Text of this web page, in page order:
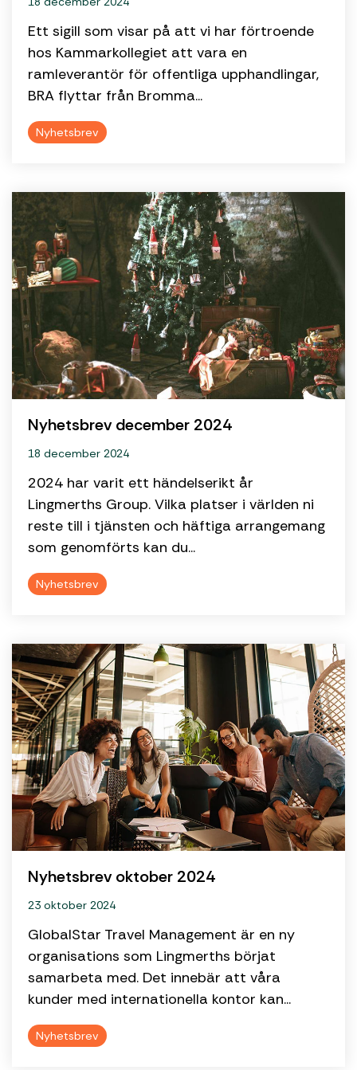
Ett sigill som visar på att vi har förtroende
hos Kammarkollegiet att vara en
ramleverantör för offentliga upphandlingar,
BRA flyttar från Bromma...
Nyhetsbrev
Nyhetsbrev december 2024
18 december 2024
2024 har varit ett händelserikt år
Lingmerths Group. Vilka platser i världen ni
reste till i tjänsten och häftiga arrangemang
som genomförts kan du...
Nyhetsbrev
Nyhetsbrev oktober 2024
23 oktober 2024
GlobalStar Travel Management är en ny
organisations som Lingmerths börjat
samarbeta med. Det innebär att våra
kunder med internationella kontor kan...
Nyhetsbrev